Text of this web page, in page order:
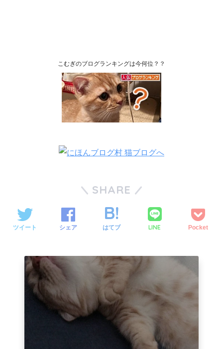
こむぎのブログランキングは今何位？？
SHARE
ツイート シェア はてブ LINE Pocket